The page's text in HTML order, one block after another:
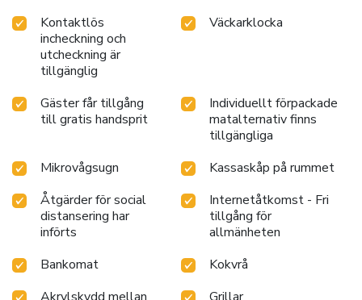
Kontaktlös
incheckning och
utcheckning är
tillgänglig
Väckarklocka
Gäster får tillgång
till gratis handsprit
Individuellt förpackade
matalternativ finns
tillgängliga
Mikrovågsugn
Kassaskåp på rummet
Åtgärder för social
distansering har
införts
Internetåtkomst - Fri
tillgång för
allmänheten
Bankomat
Kokvrå